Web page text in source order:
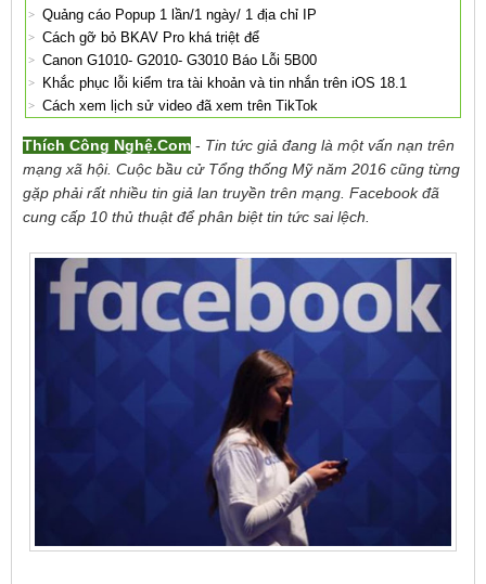
Quảng cáo Popup 1 lần/1 ngày/ 1 địa chỉ IP
Cách gỡ bỏ BKAV Pro khá triệt để
Canon G1010- G2010- G3010 Báo Lỗi 5B00
Khắc phục lỗi kiểm tra tài khoản và tin nhắn trên iOS 18.1
Cách xem lịch sử video đã xem trên TikTok
Thích Công Nghệ.Com - Tin tức giả đang là một vấn nạn trên
mạng xã hội. Cuộc bầu cử Tổng thống Mỹ năm 2016 cũng từng
gặp phải rất nhiều tin giả lan truyền trên mạng. Facebook đã
cung cấp 10 thủ thuật để phân biệt tin tức sai lệch.